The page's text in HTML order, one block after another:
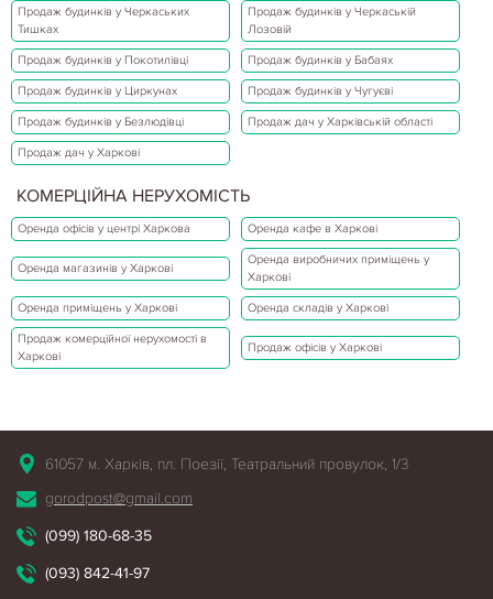
Продаж будинків у Черкаських
Тишках
Продаж будинків у Черкаській
Лозовій
Продаж будинків у Покотилівці Продаж будинків у Бабаях
Продаж будинків у Циркунах Продаж будинків у Чугуєві
Продаж будинків у Безлюдівці Продаж дач у Харківській області
Продаж дач у Харкові
КОМЕРЦІЙНА НЕРУХОМІСТЬ
Оренда офісів у центрі Харкова Оренда кафе в Харкові
Оренда магазинів у Харкові
Оренда виробничих приміщень у
Харкові
Оренда приміщень у Харкові Оренда складів у Харкові
Продаж комерційної нерухомості в
Харкові
Продаж офісів у Харкові
61057 м. Харків, пл. Поезії, Театральний провулок, 1/3
gorodpost@gmail.com
(099) 180-68-35
(093) 842-41-97